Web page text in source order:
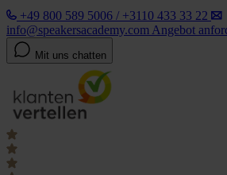
+49 800 589 5006 / +3110 433 33 22
info@speakersacademy.com Angebot
Mit uns chatten